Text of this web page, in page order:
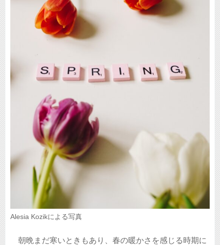
Alesia Kozikによる写真
朝晩まだ寒いときもあり、春の暖かさを感じる時期に